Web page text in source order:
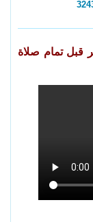
قبل تمام صلاة